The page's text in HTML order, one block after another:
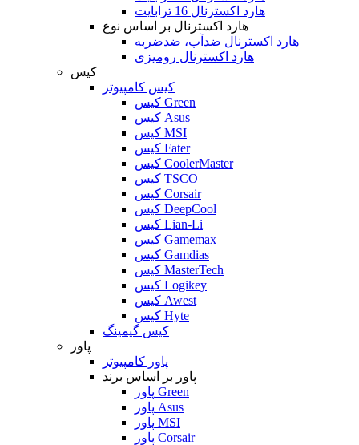
هارد اکسترنال 16 ترابایت
هارد اکسترنال بر اساس نوع
هارد اکسترنال ضدآب، ضدضربه
هارد اکسترنال رومیزی
کیس
کیس کامپیوتر
کیس Green
کیس Asus
کیس MSI
کیس Fater
کیس CoolerMaster
کیس TSCO
کیس Corsair
کیس DeepCool
کیس Lian-Li
کیس Gamemax
کیس Gamdias
کیس MasterTech
کیس Logikey
کیس Awest
کیس Hyte
کیس گیمینگ
پاور
پاور کامپیوتر
پاور بر اساس برند
پاور Green
پاور Asus
پاور MSI
پاور Corsair